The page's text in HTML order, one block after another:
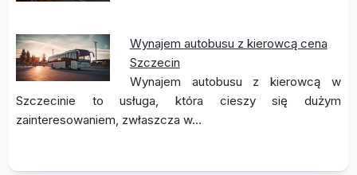
Wynajem autobusu z kierowcą cena
Szczecin
Wynajem autobusu z kierowcą w
Szczecinie to usługa, która cieszy się dużym
zainteresowaniem, zwłaszcza w…